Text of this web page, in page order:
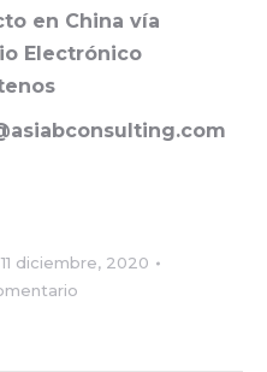
en China vía
Electrónico
11 diciembre, 2020